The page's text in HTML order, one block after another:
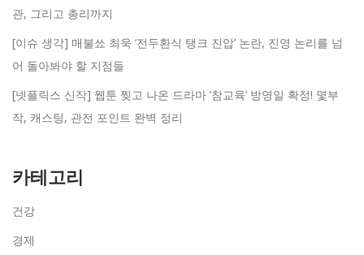
관, 그리고 총리까지
[이슈 생각] 매불쑈 최욱 ‘전두환식 탱크 진압’ 논란, 진영 논리를 넘
어 돌아봐야 할 지점들
[넷플릭스 신작] 웹툰 찢고 나온 드라마 ‘참교육’ 방영일 확정! 몇부
작, 캐스팅, 관전 포인트 완벽 정리
카테고리
건강
경제